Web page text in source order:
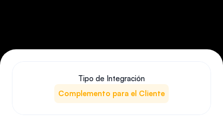
Tipo de Integración
Complemento para el Cliente